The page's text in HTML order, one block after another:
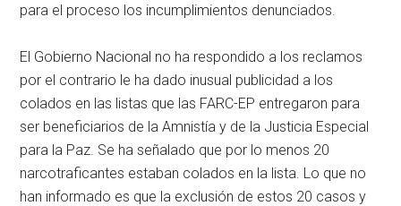
para el proceso los incumplimientos denunciados.
El Gobierno Nacional no ha respondido a los reclamos
por el contrario le ha dado inusual publicidad a los
colados en las listas que las FARC-EP entregaron para
ser beneficiarios de la Amnistía y de la Justicia Especial
para la Paz. Se ha señalado que por lo menos 20
narcotraficantes estaban colados en la lista. Lo que no
han informado es que la exclusión de estos 20 casos y